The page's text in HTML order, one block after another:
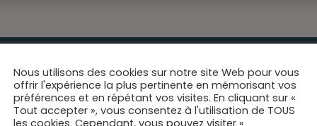
dire ou dire, mourir ou
Nous utilisons des cookies sur notre site Web pour vous
offrir l'expérience la plus pertinente en mémorisant vos
préférences et en répétant vos visites. En cliquant sur «
Tout accepter », vous consentez à l'utilisation de TOUS
les cookies. Cependant, vous pouvez visiter «